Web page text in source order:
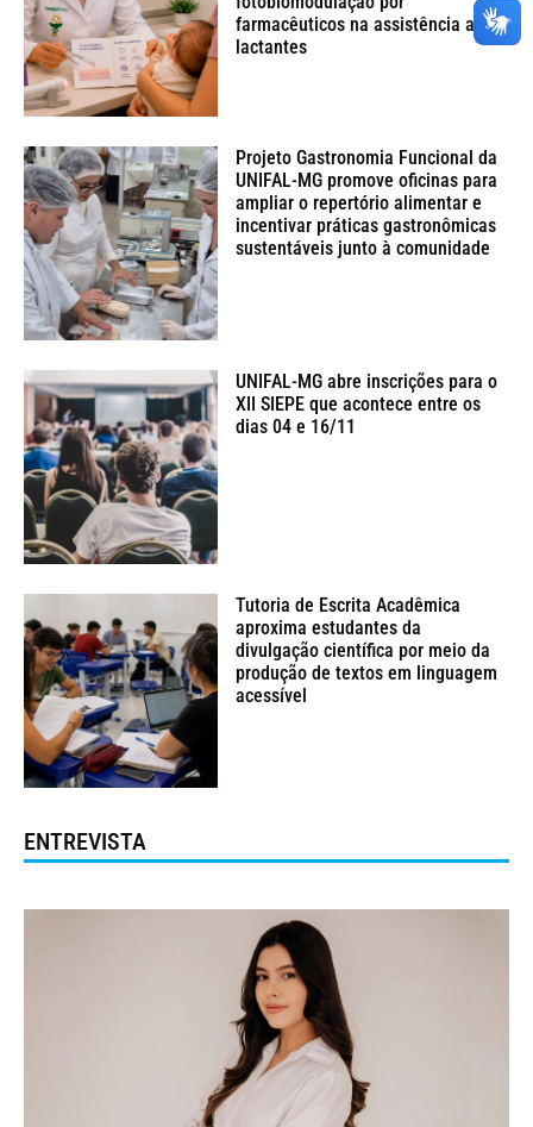
farmacêuticos na assistência a
lactantes
Projeto Gastronomia Funcional da
UNIFAL-MG promove oficinas para
ampliar o repertório alimentar e
incentivar práticas gastronômicas
sustentáveis junto à comunidade
UNIFAL-MG abre inscrições para o
XII SIEPE que acontece entre os
dias 04 e 16/11
Tutoria de Escrita Acadêmica
aproxima estudantes da
divulgação científica por meio da
produção de textos em linguagem
acessível
ENTREVISTA